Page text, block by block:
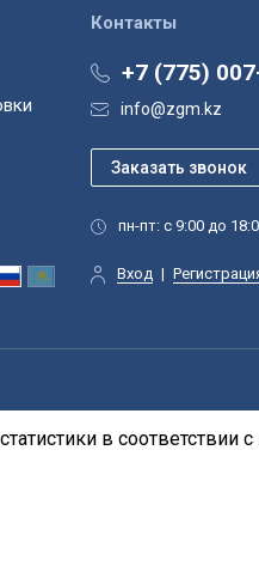
Контакты
+7 (775)
info@zgm.kz
пн-пт: с 9:00 до
Вход |
в соответствии с